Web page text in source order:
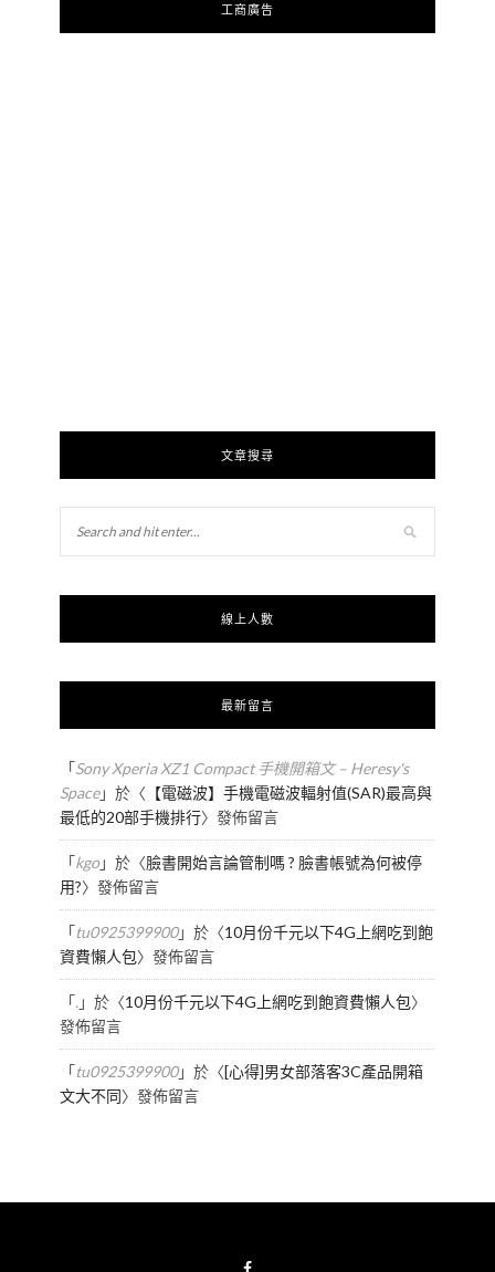
工商廣告
文章搜尋
線上人數
最新留言
「Sony Xperia XZ1 Compact 手機開箱文 – Heresy's
Space」於〈 【電磁波】手機電磁波輻射值(SAR)最高與
最低的20部手機排行〉發佈留言
「kgo」於〈臉書開始言論管制嗎 ? 臉書帳號為何被停
用?〉發佈留言
「tu0925399900」於〈10月份千元以下4G上網吃到飽
資費懶人包〉發佈留言
「.」於〈10月份千元以下4G上網吃到飽資費懶人包〉
發佈留言
「tu0925399900」於〈[心得]男女部落客3C產品開箱
文大不同〉發佈留言